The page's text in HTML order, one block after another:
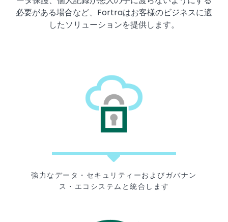
必要がある場合など、Fortraはお客様のビジネスに適
したソリューションを提供します。
強力なデータ・セキュリティーおよびガバナン
ス・エコシステムと統合します